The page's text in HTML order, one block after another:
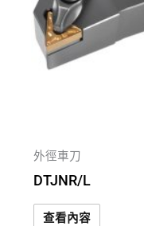
外徑車刀
DTJNR/L
查看內容